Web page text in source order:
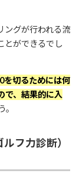
ングが行われる流
とができるでし
を切るためには何
で、結果的に入
。
フ力診断）